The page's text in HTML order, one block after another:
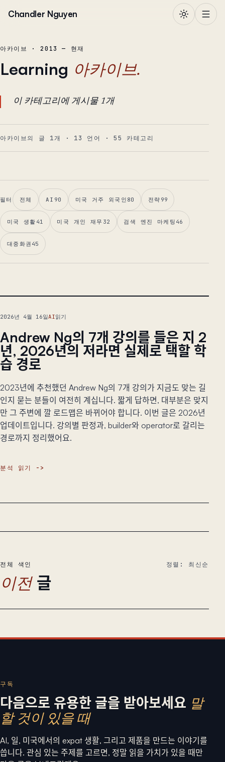
Chandler Nguyen
아카이브 · 2013 — 현재
Learning 아카이브.
이 카테고리에 게시물 1개
아카이브의 글 1개 · 13 언어 ·55 카테고리
필터 전체 AI 90 미국 거주 외국인 80 전략 99
미국 생활 41 미국 개인 재무 32 검색 엔진 마케팅 46
대중화권 45
2026년 4월 16일AI읽기
Andrew Ng의 7개 강의를 들은 지 2
년, 2026년의 저라면 실제로 택할 학
습 경로
2023년에 추천했던 Andrew Ng의 7개 강의가 지금도 맞는 길
인지 묻는 분들이 여전히 계십니다. 짧게 답하면, 대부분은 맞지
만 그 주변에 깔 로드맵은 바뀌어야 합니다. 이번 글은 2026년
업데이트입니다. 강의별 판정과, builder와 operator로 갈리는
경로까지 정리했어요.
분석 읽기
전체 색인
이전 글
정렬: 최신순
구독
다음으로 유용한 글을 받아보세요 말
할 것이 있을 때
AI, 일, 미국에서의 expat 생활, 그리고 제품을 만드는 이야기를
씁니다. 관심 있는 주제를 고르면, 정말 읽을 가치가 있을 때만